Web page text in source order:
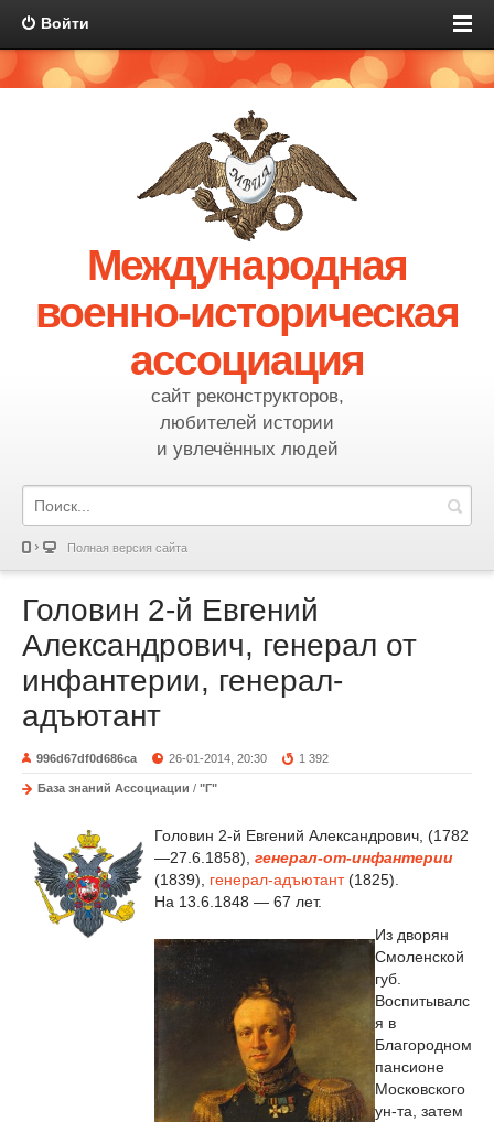
Войти
Международная
военно-историческая
ассоциация
сайт реконструкторов,
любителей истории
и увлечённых людей
Полная версия сайта
Головин 2-й Евгений
Александрович, генерал от
инфантерии, генерал-
адъютант
996d67df0d686ca 26-01-2014, 20:30 1 392
База знаний Ассоциации / "Г"
Головин 2-й Евгений Александрович, (1782
—27.6.1858), генерал-от-инфантерии
(1839), генерал-адъютант(1825).
На 13.6.1848 — 67 лет.
Из дворян
Смоленской
губ.
Воспитывалс
я в
Благородном
пансионе
Московского
ун-та, затем